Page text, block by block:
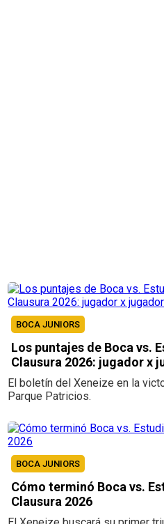
BOCA JUNIORS
Los puntajes de Boca vs.
Clausura 2026: jugador x
El boletín del Xeneize en la
Parque Patricios.
BOCA JUNIORS
Cómo terminó Boca vs.
Clausura 2026